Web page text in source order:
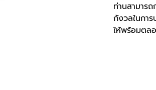
ท่านสามาร
กังวลในกา
ให้พร้อมตล